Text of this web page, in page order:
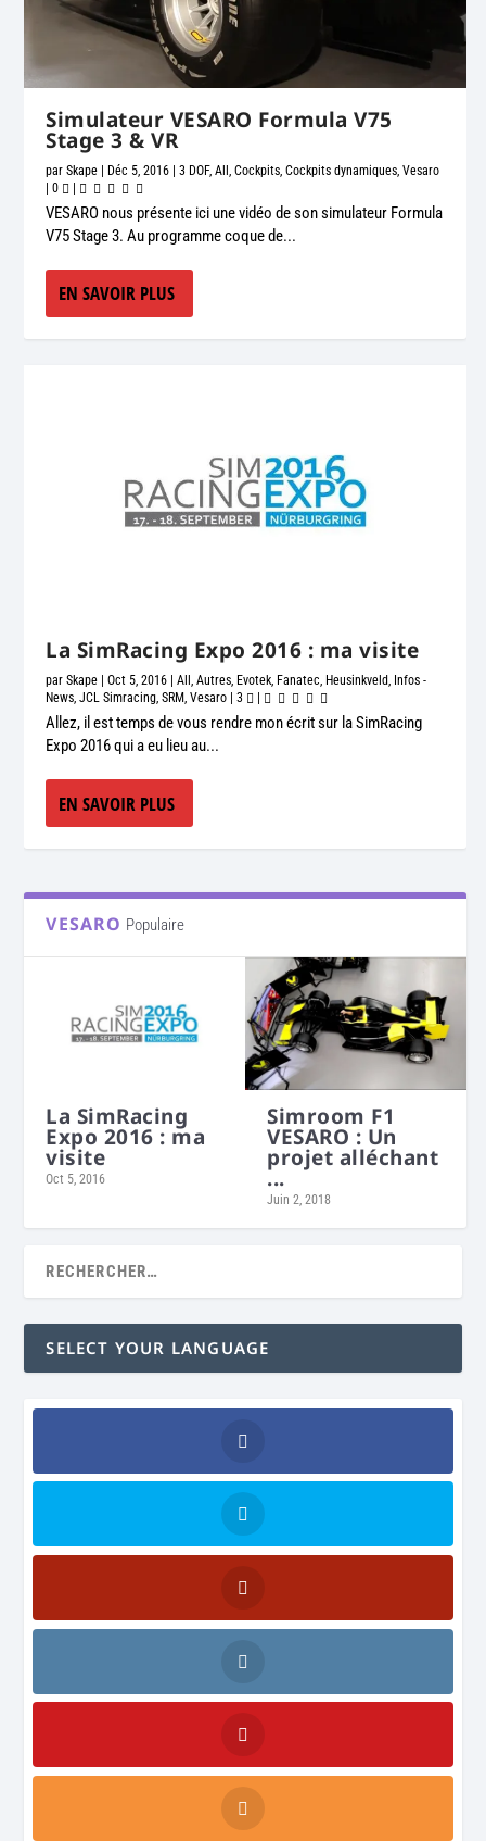
Simulateur VESARO Formula V75
Stage 3 & VR
parSkape | Déc 5, 2016 |3 DOF,All ,Cockpits ,Cockpits dynamiques ,Vesaro
|0 |
VESARO nous présente ici une vidéo de son simulateur Formula
V75 Stage 3. Au programme coque de...
EN SAVOIR PLUS
La SimRacing Expo 2016 : ma visite
parSkape |Oct 5, 2016 |All,Autres, Evotek, Fanatec, Heusinkveld, Infos -
News,JCL Simracing,SRM,Vesaro |3
Allez, il est temps de vous rendre mon écrit sur la SimRacing
Expo 2016 qui a eu lieu au...
EN SAVOIR PLUS
VESARO Populaire
La SimRacing
Expo 2016 : ma
visite
Oct 5, 2016
Simroom F1
VESARO : Un
projet alléchant
...
Juin 2, 2018
SELECT YOUR LANGUAGE